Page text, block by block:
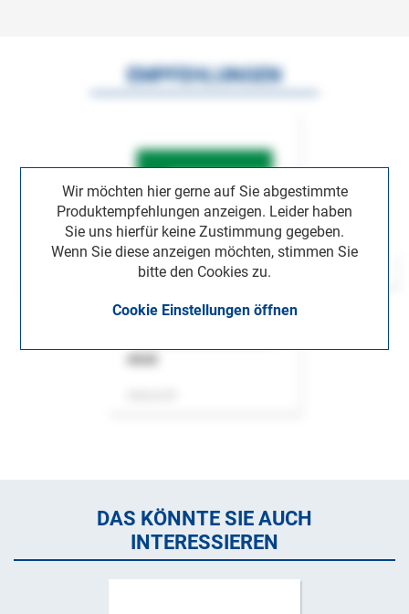
Wir möchten hier gerne auf Sie abgestimmte
Produktempfehlungen anzeigen. Leider haben
Sie uns hierfür keine Zustimmung gegeben.
Wenn Sie diese anzeigen möchten, stimmen Sie
bitte den Cookies zu.
Cookie Einstellungen öffnen
EMPFEHLUNGEN
DAS KÖNNTE SIE AUCH
INTERESSIEREN